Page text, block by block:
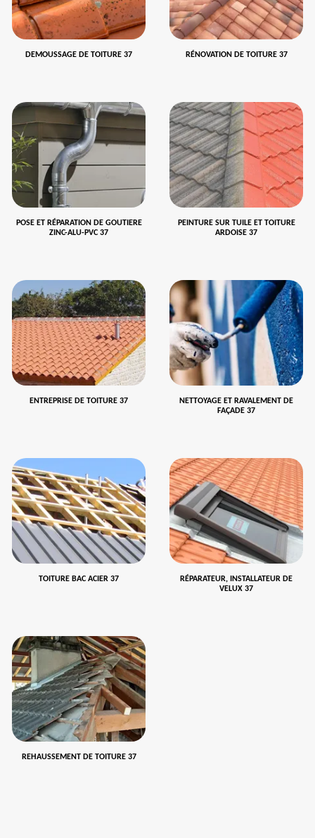
DEMOUSSAGE DE TOITURE 37 RÉNOVATION DE TOITURE 37
POSE ET RÉPARATION DE GOUTIERE
ZINC-ALU-PVC 37
PEINTURE SUR TUILE ET TOITURE
ARDOISE 37
ENTREPRISE DE TOITURE 37
NETTOYAGE ET RAVALEMENT DE
FAÇADE 37
TOITURE BAC ACIER 37
RÉPARATEUR, INSTALLATEUR DE
VELUX 37
REHAUSSEMENT DE TOITURE 37